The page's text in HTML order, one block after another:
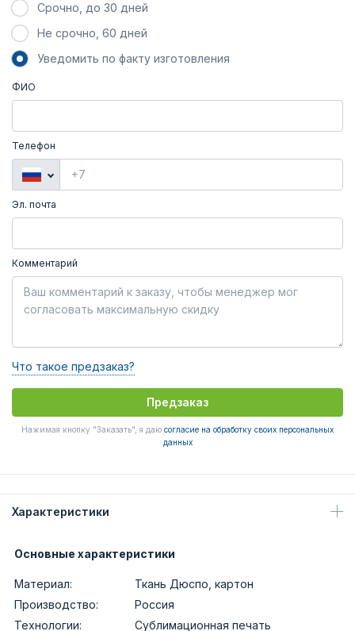
Срочно, до 30 дней
Не срочно, 60 дней
Уведомить по факту изготовления
ФИО
Телефон
Эл. почта
Комментарий
Что такое предзаказ?
Предзаказ
Нажимая кнопку "Заказать", я даю согласие на обработку своих персональных
данных
Характеристики
Основные характеристики
Материал:
Ткань Дюспо, картон
Производство:
Россия
Технологии:
Сублимационная печать